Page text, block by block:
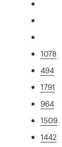
1078
494
1791
964
1509
1442